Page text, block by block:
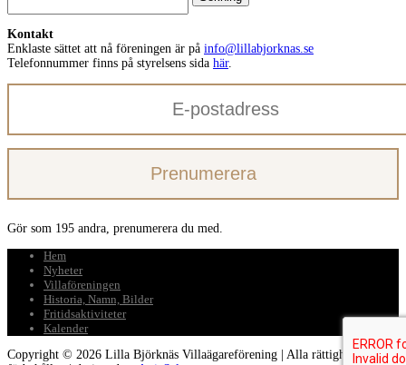
Kontakt
Enklaste sättet att nå föreningen är på info@lillabjorknas.se
Telefonnummer finns på styrelsens sida här.
E-
Prenumerera
Gör som 195 andra, prenumerera du med.
Hem
Nyheter
Villaföreningen
Historia, Namn, Bilder
Fritidsaktiviteter
Kalender
Copyright © 2026 Lilla Björknäs Villaägareförening | Alla rättigheter